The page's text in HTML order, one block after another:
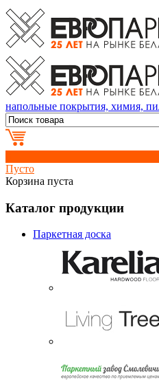
напольные покрытия, химия,
Пусто
Корзина пуста
Каталог продукции
Паркетная доска